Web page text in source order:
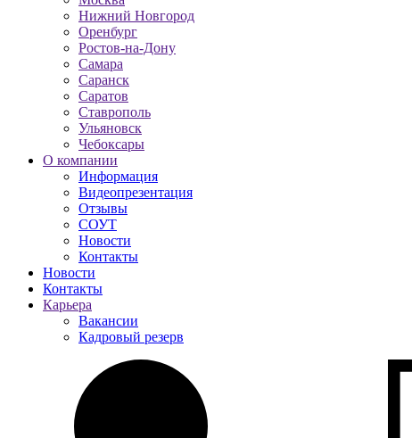
Нижний Новгород
Оренбург
Ростов-на-Дону
Самара
Саранск
Саратов
Ставрополь
Ульяновск
Чебоксары
О компании
Информация
Видеопрезентация
Отзывы
СОУТ
Новости
Контакты
Новости
Контакты
Карьера
Вакансии
Кадровый резерв